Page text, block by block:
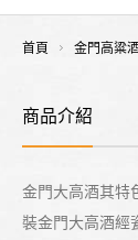
首頁 金門高粱
商品介紹
金門大高酒其特
裝金門大高酒經